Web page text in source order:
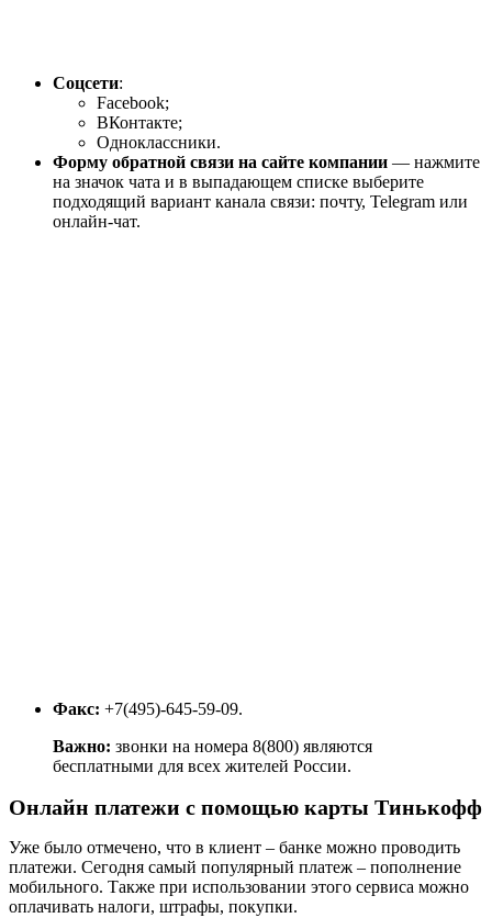
Соцсети:
Facebook;
ВКонтакте;
Одноклассники.
Форму обратной связи на сайте компании — нажмите
на значок чата и в выпадающем списке выберите
подходящий вариант канала связи: почту, Telegram или
онлайн-чат.
Факс: +7(495)-645-59-09.
Важно: звонки на номера 8(800) являются
бесплатными для всех жителей России.
Онлайн платежи с помощью карты Тинькофф
Уже было отмечено, что в клиент – банке можно проводить
платежи. Сегодня самый популярный платеж – пополнение
мобильного. Также при использовании этого сервиса можно
оплачивать налоги, штрафы, покупки.